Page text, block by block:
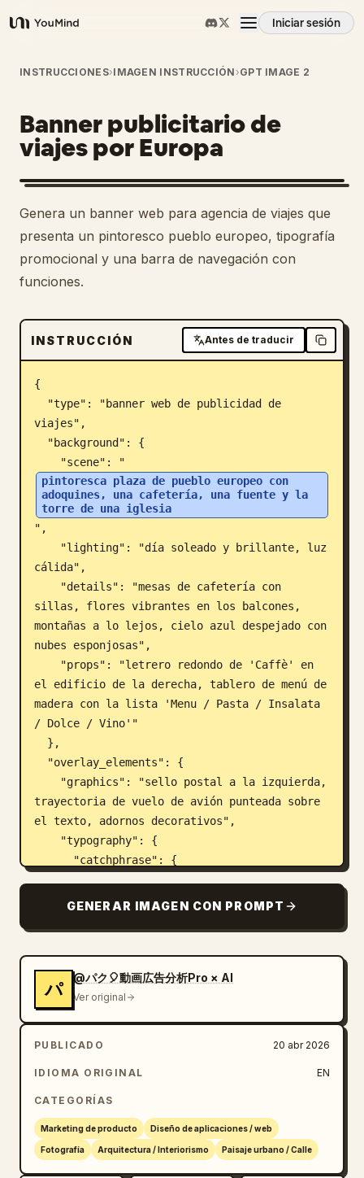
YouMind
Iniciar sesión
Resumen
Casos de uso
Habilidades
Prompts
Precios
Descargar
Blog
Actualizaciones
INSTRUCCIONES›IMAGEN INSTRUCCIÓN ›GPT IMAGE 2
Banner publicitario de
viajes por Europa
Genera un banner web para agencia de viajes que
presenta un pintoresco pueblo europeo, tipografía
promocional y una barra de navegación con
funciones.
INSTRUCCIÓN Antes de traducir
{
viajes",
    "scene": "
pintoresca plaza de pueblo europeo con
adoquines, una cafetería, una fuente y la
torre de una iglesia
",
cálida",
sillas, flores vibrantes en los balcones,
montañas a lo lejos, cielo azul despejado con
nubes esponjosas",
el edificio de la derecha, tablero de menú de
madera con la lista 'Menu / Pasta / Insalata
/ Dolce / Vino'"
trayectoria de vuelo de avión punteada sobre
el texto, adornos decorativos",
Una ciudad desconocida te espera. ",
      },
        "text": "
ciudad.
",
        "style": "serif grande y elegante,
      },
      "subtitle": {
        "text": "
GENERAR IMAGEN CON PROMPT
パ
@パク🎈動画広告分析Pro × AI
Ver original
PUBLICADO 20 abr 2026
IDIOMA ORIGINAL EN
CATEGORÍAS
Marketing de producto Diseño de aplicaciones / web
Fotografía Arquitectura / Interiorismo Paisaje urbano / Calle